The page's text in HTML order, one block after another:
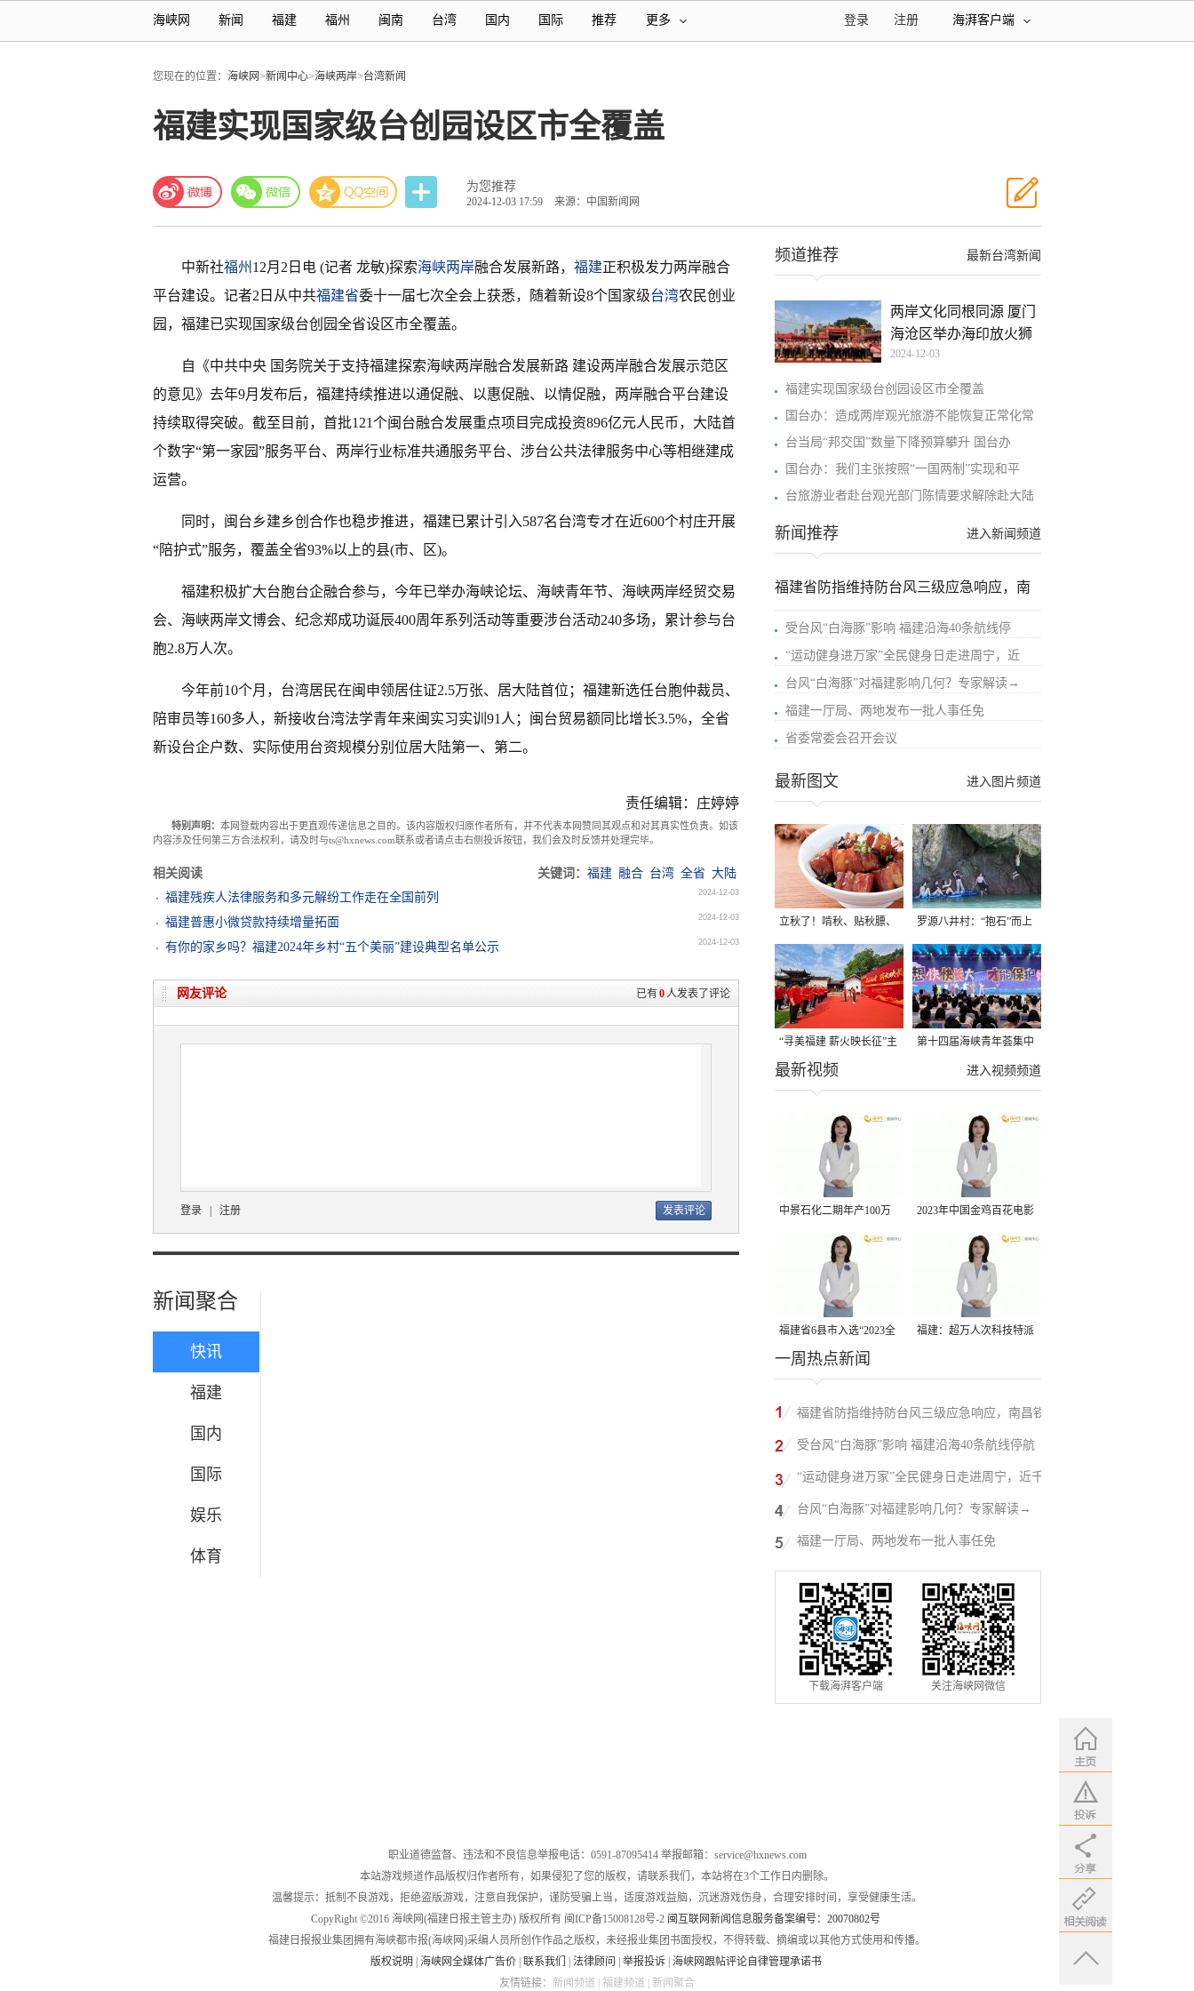
海峡网 新闻 福建 福州 闽南 台湾 国内 国际 推荐 更多 海湃客户端
注册
登录
您现在的位置： 海峡网>新闻中心>海峡两岸>台湾新闻
福建实现国家级台创园设区市全覆盖
为您推荐
2024-12-03 17:59 来源：中国新闻网
中新社福州 12月2日电 (记者 龙敏)探索海峡两岸融合发展新路， 福建正积极发力两岸融合
平台建设。记者2日从中共福建省委十一届七次全会上获悉，随着新设8个国家级台湾农民创业
园，福建已实现国家级台创园全省设区市全覆盖。
自《中共中央 国务院关于支持福建探索海峡两岸融合发展新路 建设两岸融合发展示范区
的意见》去年9月发布后，福建持续推进以通促融、以惠促融、以情促融，两岸融合平台建设
持续取得突破。截至目前，首批121个闽台融合发展重点项目完成投资896亿元人民币，大陆首
个数字“第一家园”服务平台、两岸行业标准共通服务平台、涉台公共法律服务中心等相继建成
运营。
同时，闽台乡建乡创合作也稳步推进，福建已累计引入587名台湾专才在近600个村庄开展
“陪护式”服务，覆盖全省93%以上的县(市、区)。
福建积极扩大台胞台企融合参与，今年已举办海峡论坛、海峡青年节、海峡两岸经贸交易
会、海峡两岸文博会、纪念郑成功诞辰400周年系列活动等重要涉台活动240多场，累计参与台
胞2.8万人次。
今年前10个月，台湾居民在闽申领居住证2.5万张、居大陆首位；福建新选任台胞仲裁员、
陪审员等160多人，新接收台湾法学青年来闽实习实训91人；闽台贸易额同比增长3.5%，全省
新设台企户数、实际使用台资规模分别位居大陆第一、第二。
责任编辑：庄婷婷
特别声明： 本网登载内容出于更直观传递信息之目的。该内容版权归原作者所有，并不代表本网赞同其观点和对其真实性负责。如该
内容涉及任何第三方合法权利，请及时与ts@hxnews.com联系或者请点击右侧投诉按钮，我们会及时反馈并处理完毕。
相关阅读 关键词： 福建 融合 台湾 全省 大陆
福建残疾人法律服务和多元解纷工作走在全国前列
2024-12-03
福建普惠小微贷款持续增量拓面 2024-12-03
有你的家乡吗？福建2024年乡村“五个美丽”建设典型名单公示 2024-12-03
已有0人发表了评论
网友评论
登录 注册
新闻聚合
快讯
福建
国内
国际
娱乐
体育
最新台湾新闻
频道推荐
两岸文化同根同源 厦门
海沧区举办海印放火狮
2024-12-03
福建实现国家级台创园设区市全覆盖
国台办：造成两岸观光旅游不能恢复正常化常
台当局“邦交国”数量下降预算攀升 国台办
国台办：我们主张按照“一国两制”实现和平
台旅游业者赴台观光部门陈情要求解除赴大陆
进入新闻频道
新闻推荐
福建省防指维持防台风三级应急响应，南
受台风“白海豚”影响 福建沿海40条航线停
“运动健身进万家”全民健身日走进周宁，近
台风“白海豚”对福建影响几何？专家解读→
福建一厅局、两地发布一批人事任免
省委常委会召开会议
进入图片频道
最新图文
立秋了！啃秋、贴秋膘、
晒秋，福建人这样过才够
味→
罗源八井村：“抱石”而上
“寻美福建 薪火映长征”主
题活动在龙岩长汀启动
第十四届海峡青年荟集中
阶段活动在福州举行
进入视频频道
最新视频
中景石化二期年产100万
吨丙烷脱氢项目建成中交
2023年中国金鸡百花电影
节有福电影巡展31日启动
福建省6县市入选“2023全
国县域发展潜力百强县”
福建：超万人次科技特派
一周热点新闻
福建省防指维持防台风三级应急响应，南昌铁
路停运部分旅客列车→
受台风“白海豚”影响 福建沿海40条航线停航
“运动健身进万家”全民健身日走进周宁，近千
人徒步云端
台风“白海豚”对福建影响几何？专家解读→
福建一厅局、两地发布一批人事任免
下载海湃客户端 关注海峡网微信
职业道德监督、违法和不良信息举报电话：0591-87095414 举报邮箱：service@hxnews.com
本站游戏频道作品版权归作者所有，如果侵犯了您的版权，请联系我们，本站将在3个工作日内删除。
温馨提示：抵制不良游戏，拒绝盗版游戏，注意自我保护，谨防受骗上当，适度游戏益脑，沉迷游戏伤身，合理安排时间，享受健康生活。
CopyRight ©2016 海峡网(福建日报主管主办) 版权所有 闽ICP备15008128号-2 闽互联网新闻信息服务备案编号：20070802号
福建日报报业集团拥有海峡都市报(海峡网)采编人员所创作作品之版权，未经报业集团书面授权，不得转载、摘编或以其他方式使用和传播。
版权说明
海峡网全媒体广告价 联系我们 法律顾问 举报投诉
海峡网跟帖评论自律管理承诺书
友情链接： 新闻频道 福建频道 新闻聚合